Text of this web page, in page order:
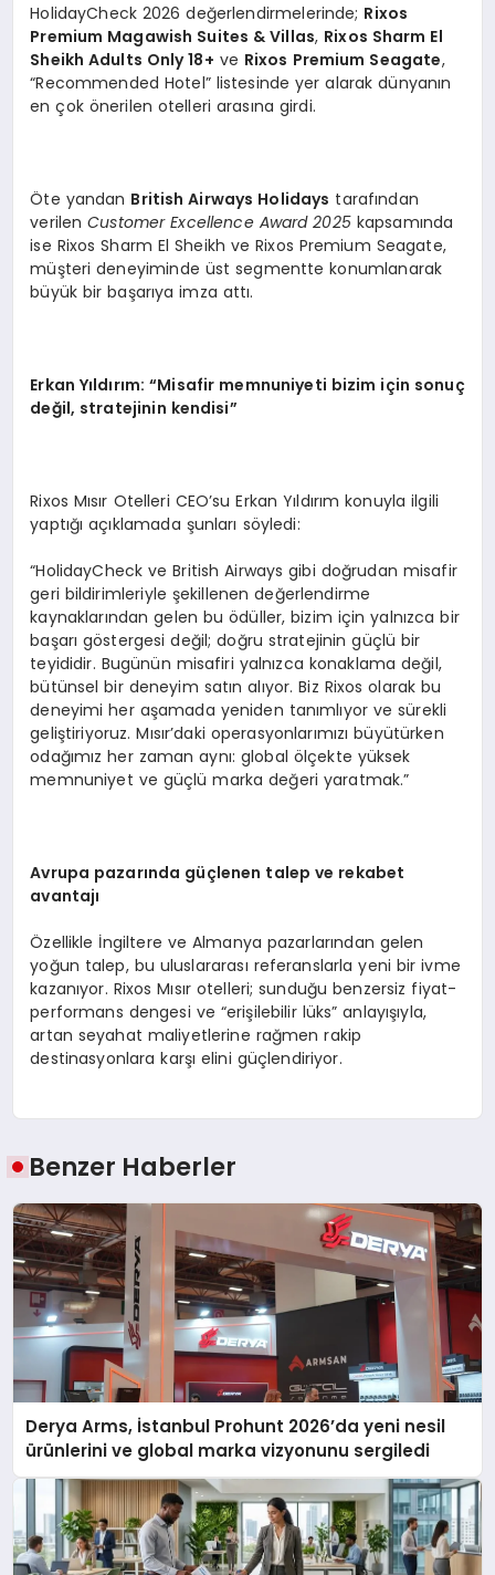
HolidayCheck 2026 değerlendirmelerinde; Rixos
Premium Magawish Suites & Villas, Rixos Sharm El
Sheikh Adults Only 18+ ve Rixos Premium Seagate,
“Recommended Hotel” listesinde yer alarak dünyanın
en çok önerilen otelleri arasına girdi.
Öte yandan British Airways Holidays tarafından
verilenCustomer Excellence Award 2025kapsamında
ise Rixos Sharm El Sheikh ve Rixos Premium Seagate,
müşteri deneyiminde üst segmentte konumlanarak
büyük bir başarıya imza attı.
Erkan Yıldırım: “Misafir memnuniyeti bizim için sonuç
değil, stratejinin kendisi”
Rixos Mısır Otelleri CEO’su Erkan Yıldırım konuyla ilgili
yaptığı açıklamada şunları söyledi:
“HolidayCheck ve British Airways gibi doğrudan misafir
geri bildirimleriyle şekillenen değerlendirme
kaynaklarından gelen bu ödüller, bizim için yalnızca bir
başarı göstergesi değil; doğru stratejinin güçlü bir
teyididir. Bugünün misafiri yalnızca konaklama değil,
bütünsel bir deneyim satın alıyor. Biz Rixos olarak bu
deneyimi her aşamada yeniden tanımlıyor ve sürekli
geliştiriyoruz. Mısır’daki operasyonlarımızı büyütürken
odağımız her zaman aynı: global ölçekte yüksek
memnuniyet ve güçlü marka değeri yaratmak.”
Avrupa pazarında güçlenen talep ve rekabet
avantajı
Özellikle İngiltere ve Almanya pazarlarından gelen
yoğun talep, bu uluslararası referanslarla yeni bir ivme
kazanıyor. Rixos Mısır otelleri; sunduğu benzersiz fiyat-
performans dengesi ve “erişilebilir lüks” anlayışıyla,
artan seyahat maliyetlerine rağmen rakip
destinasyonlara karşı elini güçlendiriyor.
Benzer Haberler
Derya Arms, İstanbul Prohunt 2026’da yeni nesil
ürünlerini ve global marka vizyonunu sergiledi